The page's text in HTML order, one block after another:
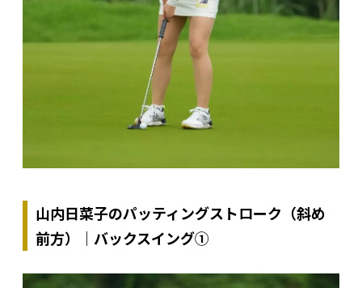
山内日菜子のパッティングストローク（斜め
前方）｜バックスイング①